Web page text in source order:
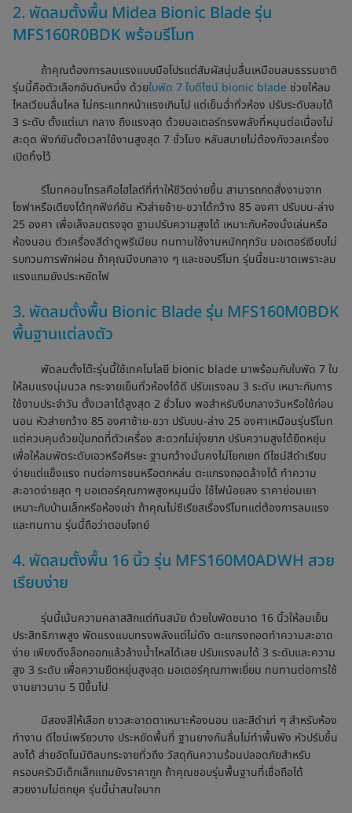
2. พัดลมตั้งพื้น Midea Bionic Blade รุ่น
MFS160R0BDK พร้อมรีโมท
ถ้าคุณต้องการลมแรงแบบมือโปรแต่สัมผัสนุ่มลื่นเหมือนลมธรรมชาติ
รุ่นนี้คือตัวเลือกอันดับหนึ่ง ด้วยใบพัด 7 ใบดีไซน์ bionic blade ช่วยให้ลม
ไหลเวียนลื่นไหล ไม่กระแทกหน้าแรงเกินไป แต่เย็นฉ่ำทั่วห้อง ปรับระดับลมได้
3 ระดับ ตั้งแต่เบา กลาง ถึงแรงสุด ด้วยมอเตอร์ทรงพลังที่หมุนต่อเนื่องไม่
สะดุด ฟังก์ชันตั้งเวลาใช้งานสูงสุด 7 ชั่วโมง หลับสบายไม่ต้องกังวลเครื่อง
เปิดทิ้งไว้
รีโมทคอนโทรลคือไฮไลต์ที่ทำให้ชีวิตง่ายขึ้น สามารถกดสั่งงานจาก
โซฟาหรือเตียงได้ทุกฟังก์ชัน หัวส่ายซ้าย-ขวาได้กว้าง 85 องศา ปรับบน-ล่าง
25 องศา เพื่อเล็งลมตรงจุด ฐานปรับความสูงได้ เหมาะกับห้องนั่งเล่นหรือ
ห้องนอน ตัวเครื่องสีดำดูพรีเมียม ทนทานใช้งานหนักทุกวัน มอเตอร์เงียบไม่
รบกวนการพักผ่อน ถ้าคุณมีงบกลาง ๆ และชอบรีโมท รุ่นนี้ชนะขาดเพราะลม
แรงแถมยังประหยัดไฟ
3. พัดลมตั้งพื้น Bionic Blade รุ่น MFS160M0BDK
พื้นฐานแต่ลงตัว
พัดลมตั้งโต๊ะรุ่นนี้ใช้เทคโนโลยี bionic blade มาพร้อมกับใบพัด 7 ใบ
ให้ลมแรงนุ่มนวล กระจายเย็นทั่วห้องได้ดี ปรับแรงลม 3 ระดับ เหมาะกับการ
ใช้งานประจำวัน ตั้งเวลาได้สูงสุด 2 ชั่วโมง พอสำหรับงีบกลางวันหรือใช้ก่อน
นอน หัวส่ายกว้าง 85 องศาซ้าย-ขวา ปรับบน-ล่าง 25 องศาเหมือนรุ่นรีโมท
แต่ควบคุมด้วยปุ่มกดที่ตัวเครื่อง สะดวกไม่ยุ่งยาก ปรับความสูงได้ยืดหยุ่น
เพื่อให้ลมพัดระดับเอวหรือศีรษะ ฐานกว้างมั่นคงไม่โยกเยก ดีไซน์สีดำเรียบ
ง่ายแต่แข็งแรง ทนต่อการชนหรือตกหล่น ตะแกรงถอดล้างได้ ทำความ
สะอาดง่ายสุด ๆ มอเตอร์คุณภาพสูงหมุนนิ่ง ใช้ไฟน้อยลง ราคาย่อมเยา
เหมาะกับบ้านเล็กหรือห้องเช่า ถ้าคุณไม่ซีเรียสเรื่องรีโมทแต่ต้องการลมแรง
และทนทาน รุ่นนี้ถือว่าตอบโจทย์
4. พัดลมตั้งพื้น 16 นิ้ว รุ่น MFS160M0ADWH สวย
เรียบง่าย
รุ่นนี้เน้นความคลาสสิกแต่ทันสมัย ด้วยใบพัดขนาด 16 นิ้วให้ลมเย็น
ประสิทธิภาพสูง พัดแรงแบบทรงพลังแต่ไม่ดัง ตะแกรงถอดทำความสะอาด
ง่าย เพียงดึงล็อกออกแล้วล้างน้ำไหลได้เลย ปรับแรงลมได้ 3 ระดับและความ
สูง 3 ระดับ เพื่อความยืดหยุ่นสูงสุด มอเตอร์คุณภาพเยี่ยม ทนทานต่อการใช้
งานยาวนาน 5 ปีขึ้นไป
มีสองสีให้เลือก ขาวสะอาดตาเหมาะห้องนอน และสีดำเท่ ๆ สำหรับห้อง
ทำงาน ดีไซน์เพรียวบาง ประหยัดพื้นที่ ฐานยางกันลื่นไม่ทำพื้นพัง หัวปรับขึ้น
ลงได้ ส่ายอัตโนมัติลมกระจายทั่วถึง วัสดุกันความร้อนปลอดภัยสำหรับ
ครอบครัวมีเด็กเล็กแถมยังราคาถูก ถ้าคุณชอบรุ่นพื้นฐานที่เชื่อถือได้
สวยงามไม่ตกยุค รุ่นนี้น่าสนใจมาก